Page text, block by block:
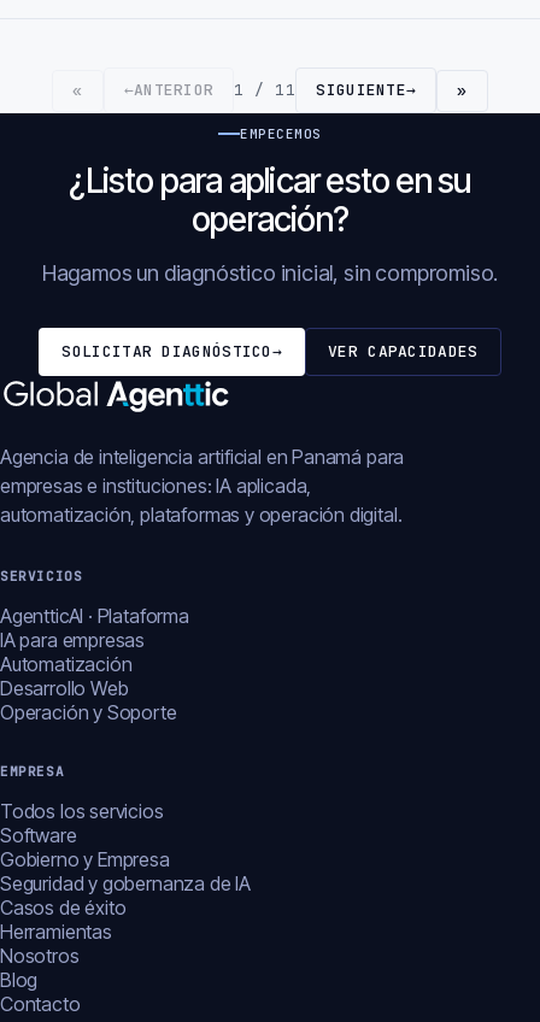
« ←ANTERIOR 1 / 11 SIGUIENTE→ »
EMPECEMOS
¿Listo para aplicar esto en su
operación?
Hagamos un diagnóstico inicial, sin compromiso.
SOLICITAR DIAGNÓSTICO→ VER CAPACIDADES
Agencia de inteligencia artificial en Panamá para
empresas e instituciones: IA aplicada,
automatización, plataformas y operación digital.
SERVICIOS
AgentticAI · Plataforma
IA para empresas
Automatización
Desarrollo Web
Operación y Soporte
EMPRESA
Todos los servicios
Software
Gobierno y Empresa
Seguridad y gobernanza de IA
Casos de éxito
Herramientas
Nosotros
Blog
Contacto